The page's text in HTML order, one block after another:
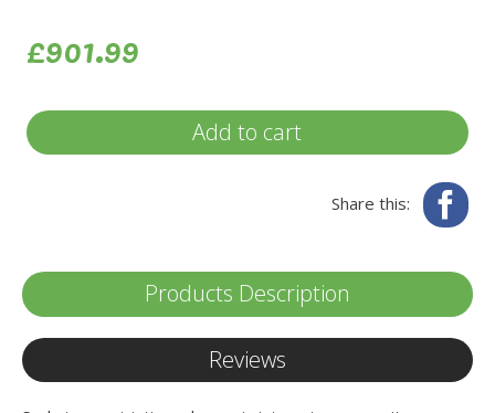
£901.99
Add to cart
Share this:
Products Description
Reviews